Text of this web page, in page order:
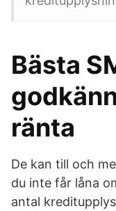
Bästa
ränta
De kan till och
du inte får låna
antal